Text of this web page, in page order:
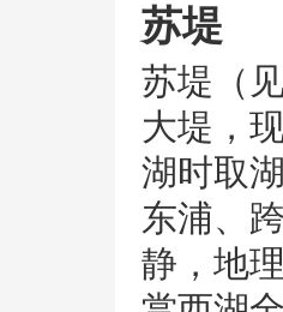
苏堤
苏堤（
大堤，
湖时取
东浦、
静，地